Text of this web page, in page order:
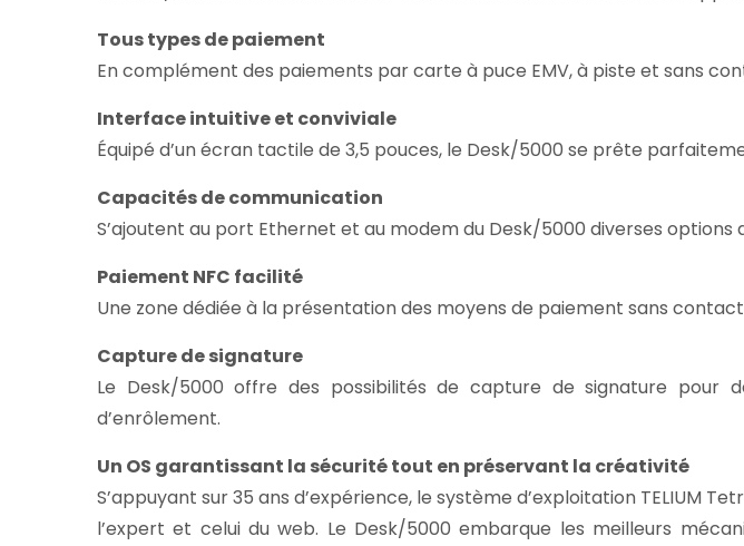
Tous types de paiement
En complément des paiements par carte à puce EMV, à piste et sans
Interface intuitive et conviviale
Équipé d’un écran tactile de 3,5 pouces, le Desk/5000 se prête
Capacités de communication
S’ajoutent au port Ethernet et au modem du Desk/5000 diverses options
Paiement NFC facilité
Une zone dédiée à la présentation des moyens de paiement sans
Capture de signature
Le Desk/5000 offre des possibilités de capture de signature pour
d’enrôlement.
Un OS garantissant la sécurité tout en préservant la créativité
S’appuyant sur 35 ans d’expérience, le système d’exploitation TELIUM
l’expert et celui du web. Le Desk/5000 embarque les meilleurs